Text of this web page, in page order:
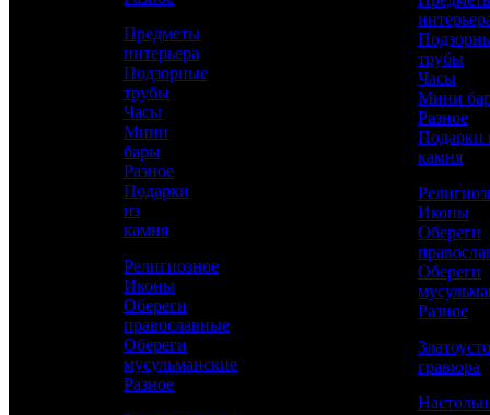
115 800 р.
Сравнить товар
Рассчитать доставку СДЭК
РАССЧИТАТЬ
Предметы
интерьера
Подзорные
трубы
Часы
Мини
бары
Разное
Подарки
из
камня
Религиозное
Иконы
Обереги
православные
Обереги
мусульманские
Разное
трубы
Часы
Мини
Разное
Подарки
камня
Иконы
Обереги
Обереги
Разное
гравюра